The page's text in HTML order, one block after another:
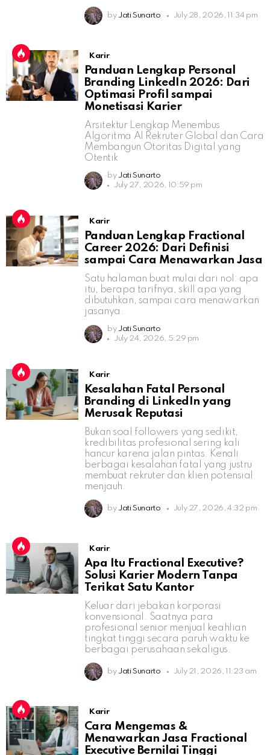
by Jati Sunarto July 28, 2026, 11:34 pm
Karir
Panduan Lengkap Personal
Branding LinkedIn 2026: Dari
Optimasi Profil sampai
Monetisasi Karier
Arsitektur Lengkap Menembus
Algoritma AI Rekruter Global dan Cara
Membangun Otoritas Digital yang
Otentik
by Jati Sunarto
July 27, 2026, 10:59 pm
Karir
Panduan Lengkap Fractional
Career 2026: Dari Definisi
sampai Cara Menawarkan Jasa
Satu halaman buat mulai dari nol: apa
itu, berapa tarifnya, skill apa yang
dibutuhkan, sampai cara menawarkan
jasanya.
by Jati Sunarto
July 24, 2026, 5:29 pm
Karir
Kesalahan Fatal Personal
Branding di LinkedIn yang
Merusak Reputasi
Bukan soal followers yang sedikit,
kredibilitas profesional sering kali
hancur karena jalan pintas. Kenali
berbagai kesalahan fatal yang justru
membuat rekruter dan klien potensial
menjauh.
by Jati Sunarto July 27, 2026, 4:32 pm
Karir
Apa Itu Fractional Executive?
Solusi Karier Modern Tanpa
Terikat Satu Kantor
Keluar dari jebakan korporasi
konvensional. Saatnya para
profesional senior menjual keahlian
tingkat tinggi secara paruh waktu ke
berbagai perusahaan sekaligus.
by Jati Sunarto July 21, 2026, 11:23 am
Karir
Cara Mengemas &
Menawarkan Jasa Fractional
Executive Bernilai Tinggi